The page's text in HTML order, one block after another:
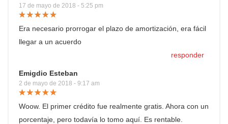
17 de mayo de 2018 - 5:25 pm
Era necesario prorrogar el plazo de amortización, era fácil
llegar a un acuerdo
responder
Emigdio Esteban
2 de mayo de 2018 - 9:17 am
Woow. El primer crédito fue realmente gratis. Ahora con un
porcentaje, pero todavía lo tomo aquí. Es rentable.